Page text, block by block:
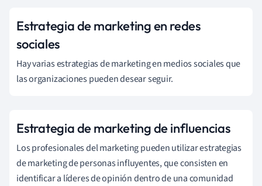
Estrategia de marketing en redes
sociales
Hay varias estrategias de marketing en medios sociales que
las organizaciones pueden desear seguir.
Estrategia de marketing de influencias
Los profesionales del marketing pueden utilizar estrategias
de marketing de personas influyentes, que consisten en
identificar a líderes de opinión dentro de una comunidad